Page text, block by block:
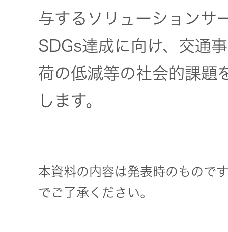
与するソリューションサ
SDGs達成に向け、交通
荷の低減等の社会的課題
します。
本資料の内容は発表時のもので
でご了承ください。